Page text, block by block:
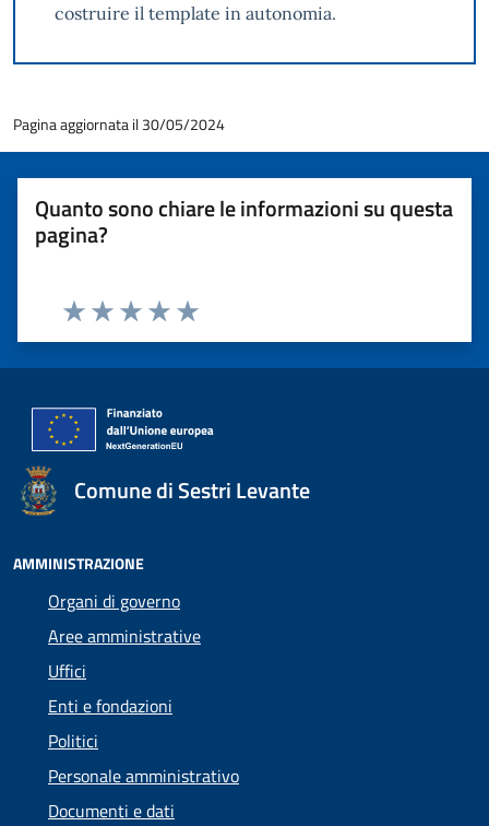
costruire il template in autonomia.
Pagina aggiornata il 30/05/2024
Quanto sono chiare le informazioni su questa
pagina?
Valuta 5 stelle su 5
Valuta 4 stelle su 5
Valuta 3 stelle su 5
Valuta 2 stelle su 5
Valuta 1 stelle su 5
Comune di Sestri Levante
AMMINISTRAZIONE
Organi di governo
Aree amministrative
Uffici
Enti e fondazioni
Politici
Personale amministrativo
Documenti e dati